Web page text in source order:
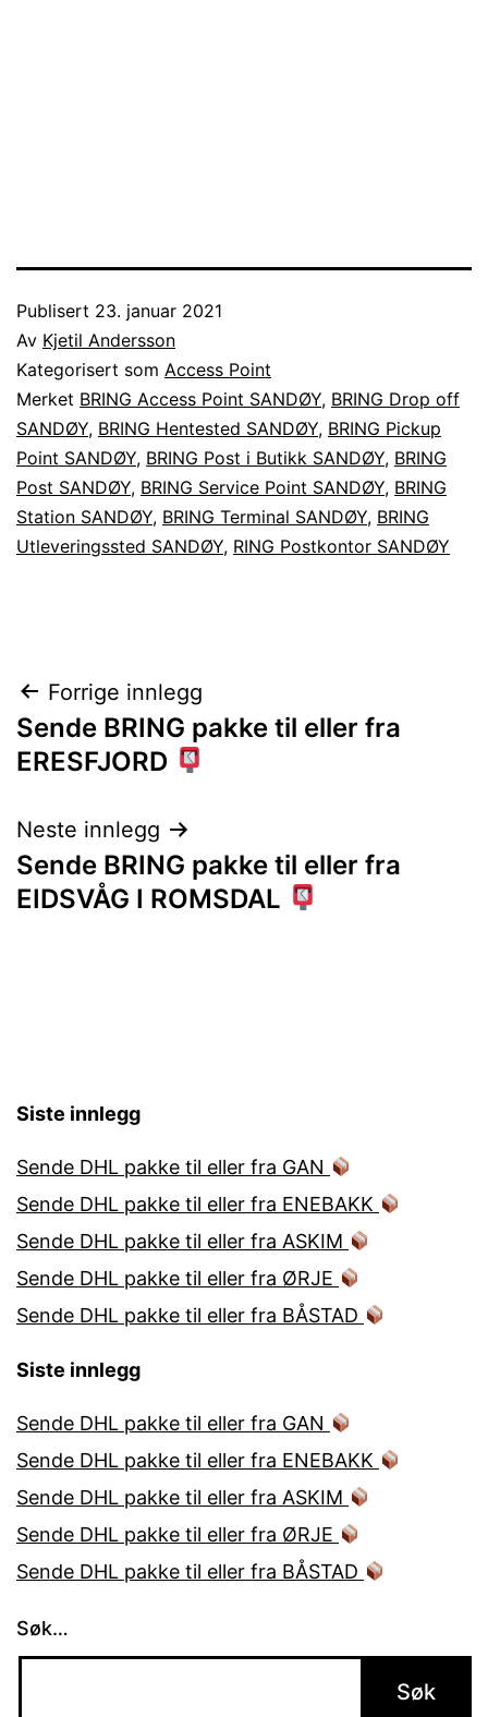
Publisert 23. januar 2021
Av Kjetil Andersson
Kategorisert som Access Point
Merket BRING Access Point SANDØY, BRING Drop off
SANDØY, BRING Hentested SANDØY, BRING Pickup
Point SANDØY, BRING Post i Butikk SANDØY, BRING
Post SANDØY, BRING Service Point SANDØY, BRING
Station SANDØY, BRING Terminal SANDØY, BRING
Utleveringssted SANDØY, RING Postkontor SANDØY
Innleggsnavigasjon
Forrige innlegg
Sende BRING pakke til eller fra
ERESFJORD
Neste innlegg
Sende BRING pakke til eller fra
EIDSVÅG I ROMSDAL
Siste innlegg
Sende DHL pakke til eller fra GAN
Sende DHL pakke til eller fra ENEBAKK
Sende DHL pakke til eller fra ASKIM
Sende DHL pakke til eller fra ØRJE
Sende DHL pakke til eller fra BÅSTAD
Siste innlegg
Sende DHL pakke til eller fra GAN
Sende DHL pakke til eller fra ENEBAKK
Sende DHL pakke til eller fra ASKIM
Sende DHL pakke til eller fra ØRJE
Sende DHL pakke til eller fra BÅSTAD
Søk…